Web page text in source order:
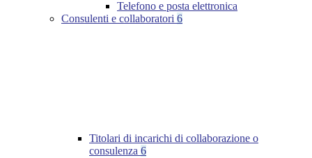
Telefono e posta elettronica
Consulenti e collaboratori 6
Titolari di incarichi di collaborazione o
consulenza 6